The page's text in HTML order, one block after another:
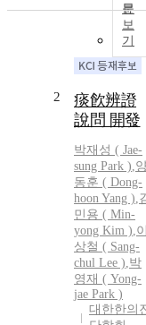
문
보
기
2
痰飮辨證
說問 開發
박재성 ( Jae-
sung Park ),
동훈 ( Dong-
hoon Yang ),
민용 ( Min-
yong Kim ),
상철 ( Sang-
chul Lee ),박
영재 ( Yong-
jae Park )
대한한의